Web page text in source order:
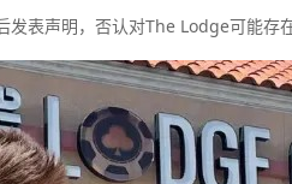
表声明，否认对The Lodge可能存